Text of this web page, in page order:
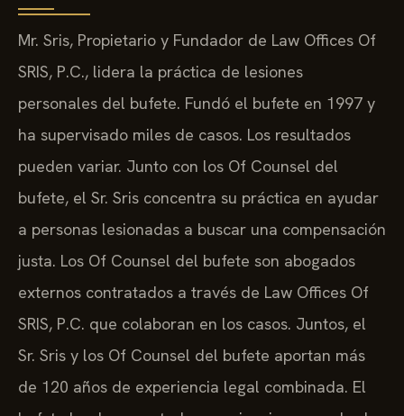
Mr. Sris, Propietario y Fundador de Law Offices Of
SRIS, P.C., lidera la práctica de lesiones
personales del bufete. Fundó el bufete en 1997 y
ha supervisado miles de casos. Los resultados
pueden variar. Junto con los Of Counsel del
bufete, el Sr. Sris concentra su práctica en ayudar
a personas lesionadas a buscar una compensación
justa. Los Of Counsel del bufete son abogados
externos contratados a través de Law Offices Of
SRIS, P.C. que colaboran en los casos. Juntos, el
Sr. Sris y los Of Counsel del bufete aportan más
de 120 años de experiencia legal combinada. El